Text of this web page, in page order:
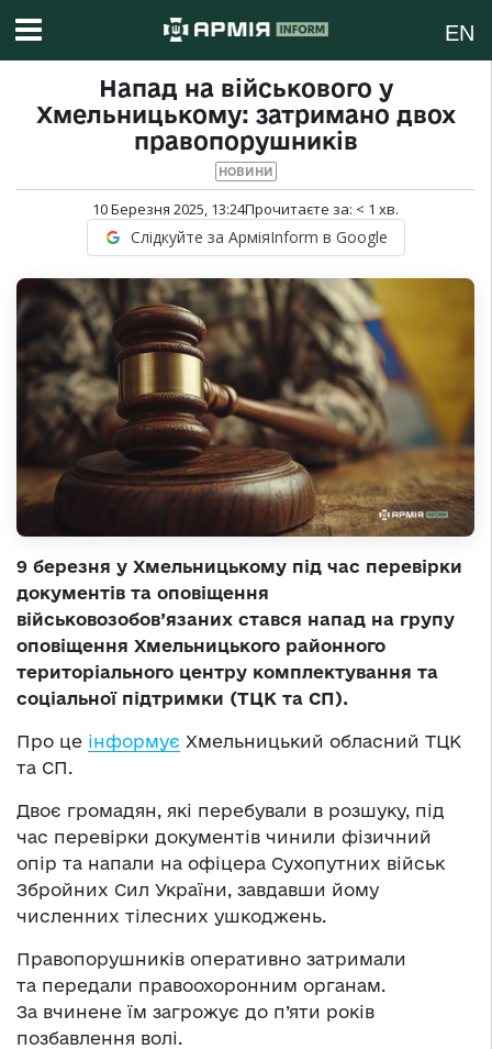
EN
Напад на військового у
Хмельницькому: затримано двох
правопорушників
НОВИНИ
10 Березня 2025, 13:24Прочитаєте за: < 1 хв.
Слідкуйте за АрміяInform в Google
9 березня у Хмельницькому під час перевірки
документів та оповіщення
військовозобов’язаних стався напад на групу
оповіщення Хмельницького районного
територіального центру комплектування та
соціальної підтримки (ТЦК та СП).
Про це інформує Хмельницький обласний ТЦК
та СП.
Двоє громадян, які перебували в розшуку, під
час перевірки документів чинили фізичний
опір та напали на офіцера Сухопутних військ
Збройних Сил України, завдавши йому
численних тілесних ушкоджень.
Правопорушників оперативно затримали
та передали правоохоронним органам.
За вчинене їм загрожує до п’яти років
позбавлення волі.